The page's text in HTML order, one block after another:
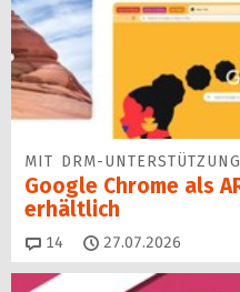
MIT DRM-UNTERSTÜTZUNG
Google Chrome als
erhältlich
14 Kommentare
27.07.2026